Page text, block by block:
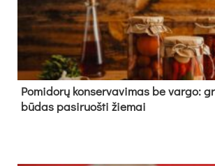
Pomidorų konservavimas be vargo:
būdas pasiruošti žiemai